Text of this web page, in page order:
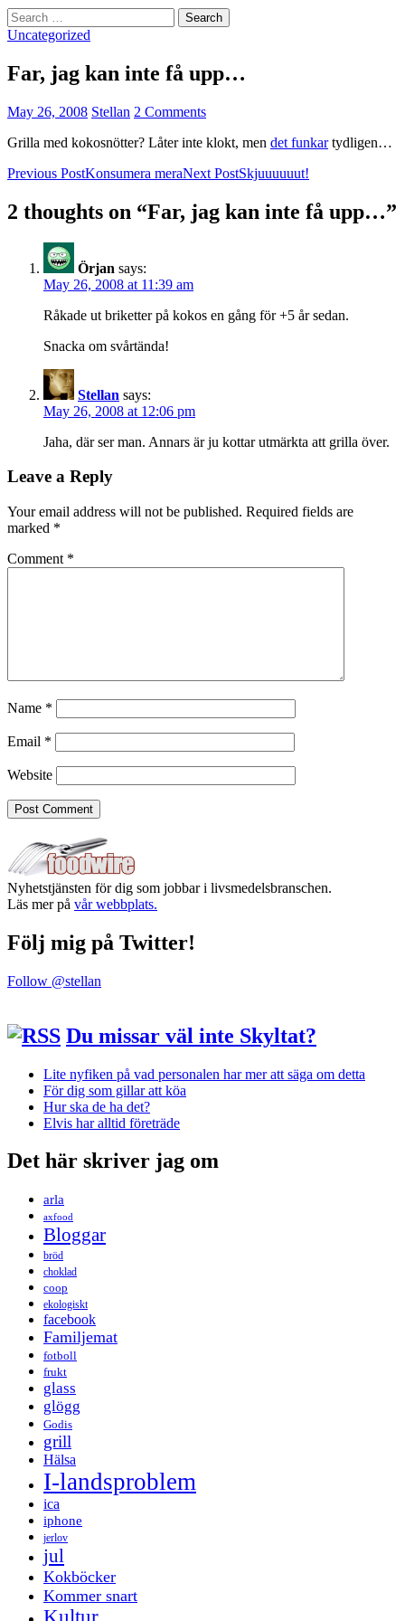
Search
for:
Uncategorized
Far, jag kan inte få upp…
May 26, 2008 Stellan 2 Comments
Grilla med kokosnötter? Låter inte klokt, men det funkartydligen…
Post
navigation
Previous PostKonsumera meraNext PostSkjuuuuuut!
2 thoughts on “Far, jag kan inte få upp…”
Örjan says:
May 26, 2008 at 11:39 am
Råkade ut briketter på kokos en gång för +5 år sedan.
Snacka om svårtända!
Stellan says:
May 26, 2008 at 12:06 pm
Jaha, där ser man. Annars är ju kottar utmärkta att grilla över.
Leave a Reply
Your email address will not be published. Required fields are
marked *
Comment *
Name *
Email *
Website
Nyhetstjänsten för dig som jobbar i livsmedelsbranschen.
Läs mer på vår webbplats.
Följ mig på Twitter!
Follow @stellan
Du missar väl inte Skyltat?
Lite nyfiken på vad personalen har mer att säga om detta
För dig som gillar att köa
Hur ska de ha det?
Elvis har alltid företräde
Det här skriver jag om
arla
axfood
Bloggar
bröd
choklad
coop
ekologiskt
facebook
Familjemat
fotboll
frukt
glass
glögg
Godis
grill
Hälsa
I-landsproblem
ica
iphone
jerlov
jul
Kokböcker
Kommer snart